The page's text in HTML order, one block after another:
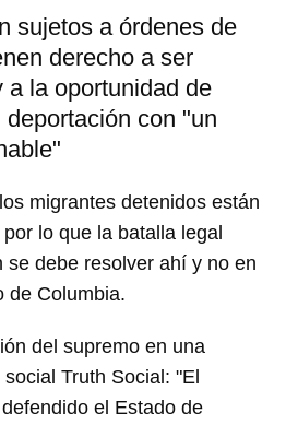
sujetos a órdenes de
derecho a ser
a la oportunidad de
deportación con "un
migrantes detenidos están
lo que la batalla legal
se debe resolver ahí y no en
de Columbia.
del supremo en una
Truth Social: "El
el Estado de